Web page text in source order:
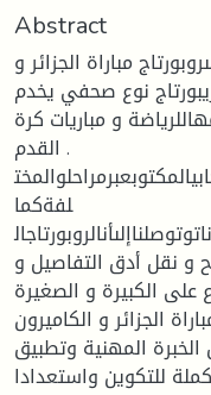
Abstract
مباراة الجزائر و
نوع صحفي يخدم
و مباريات كرة
القدم .
لفةكما
نقل أدق التفاصيل و
الكبيرة و الصغيرة.
الجزائر و الكاميرون
المهنية وتطبيق
للتكوين واستعدادا